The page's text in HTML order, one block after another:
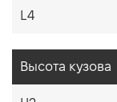
L4
Высота кузова